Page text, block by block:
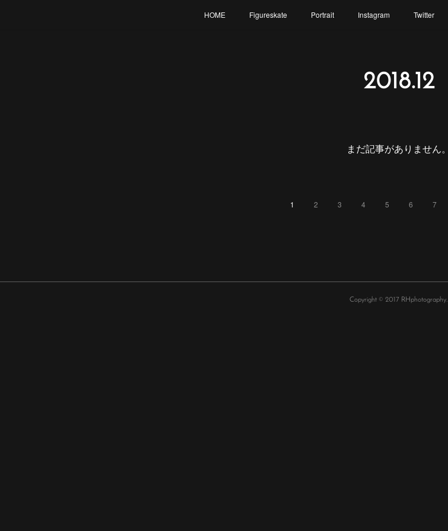
HOME Figureskate Portrait Instagram Twitter
2018.12
まだ記事がありません。
1 2 3 4 5 6 7
Copyright © 2017 RHphotography.